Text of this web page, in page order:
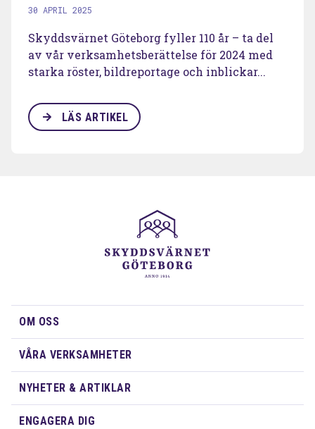
30 APRIL 2025
Skyddsvärnet Göteborg fyller 110 år – ta del
av vår verksamhetsberättelse för 2024 med
starka röster, bildreportage och inblickar...
LÄS ARTIKEL
OM OSS
VÅRA VERKSAMHETER
NYHETER & ARTIKLAR
ENGAGERA DIG